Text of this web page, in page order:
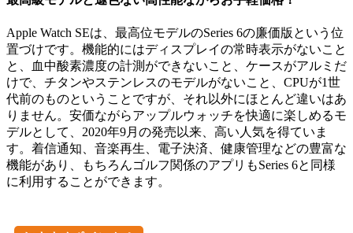
Apple Watch SEは、最高位モデルのSeries 6の廉価版という位
置づけです。機能的にはディスプレイの常時表示がないこと
と、血中酸素濃度の計測ができないこと、ケースがアルミだ
けで、チタンやステンレスのモデルがないこと、CPUが1世
代前のものということですが、それ以外にほとんど違いはあ
りません。安価ながらアップルウォッチを快適に楽しめるモ
デルとして、2020年9月の発売以来、高い人気を得ていま
す。着信通知、音楽再生、電子決済、健康管理などの豊富な
機能があり、もちろんゴルフ関係のアプリもSeries 6と同様
に利用することができます。